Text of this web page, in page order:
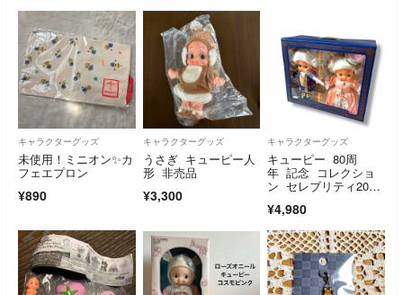
キャラクターグッズ
未使用！ミニオン✨カ
フェエプロン
¥890
キャラクターグッズ
うさぎ キューピー人
形 非売品
¥3,300
キャラクターグッズ
キューピー 80周
年 記念 コレクショ
ン セレブリティ200
¥4,980